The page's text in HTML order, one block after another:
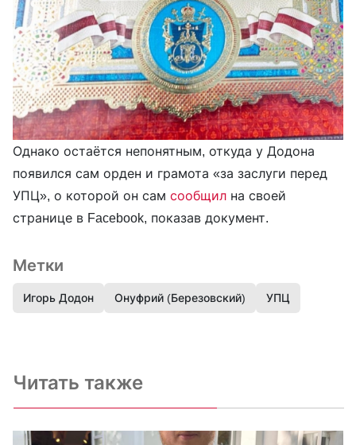
Однако остаётся непонятным, откуда у Додона
появился сам орден и грамота «за заслуги перед
УПЦ», о которой он сам сообщил на своей
странице в Facebook, показав документ.
Метки
Игорь Додон Онуфрий (Березовский) УПЦ
Читать также